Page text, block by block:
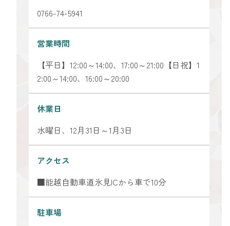
0766-74-5941
営業時間
【平日】12:00～14:00、17:00～21:00【日祝】1
2:00～14:00、16:00～20:00
休業日
水曜日、12月31日～1月3日
アクセス
■能越自動車道氷見ICから車で10分
駐車場